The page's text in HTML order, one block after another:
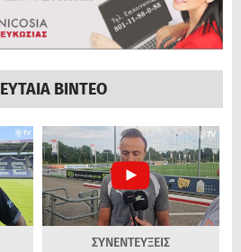
ΒΙΝΤΕΟ
ΣΥΝΕΝΤΕΥΞΕΙΣ